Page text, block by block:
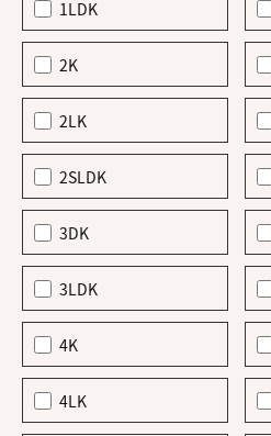
1LDK
2K
2LK
2SLDK
3DK
3LDK
4K
4LK